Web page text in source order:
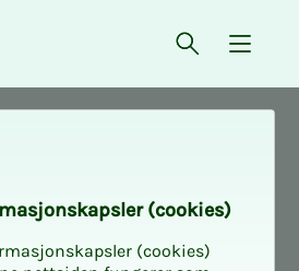
Åpne søk
{
(cookies)
(cookies)